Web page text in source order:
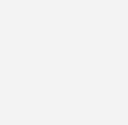
einverstanden, über
eine Abmeldung ist
mit Daten finden Sie